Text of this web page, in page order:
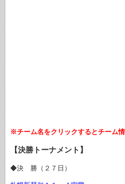
※チーム名をクリックするとチーム情
【決勝トーナメント】
◆決 勝（２７日）